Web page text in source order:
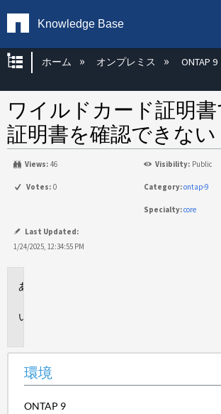
Knowledge Base
グローバル階層を展開/折
ホーム オンプレミス ONTAP 9
ワイルドカード証明
証明書を確認できない
Views: 46 Visibility: Public
Votes: 0 Category:ontap-9
Specialty:core
Last Updated:
1/24/2025, 12:34:55 PM
環境
ONTAP 9